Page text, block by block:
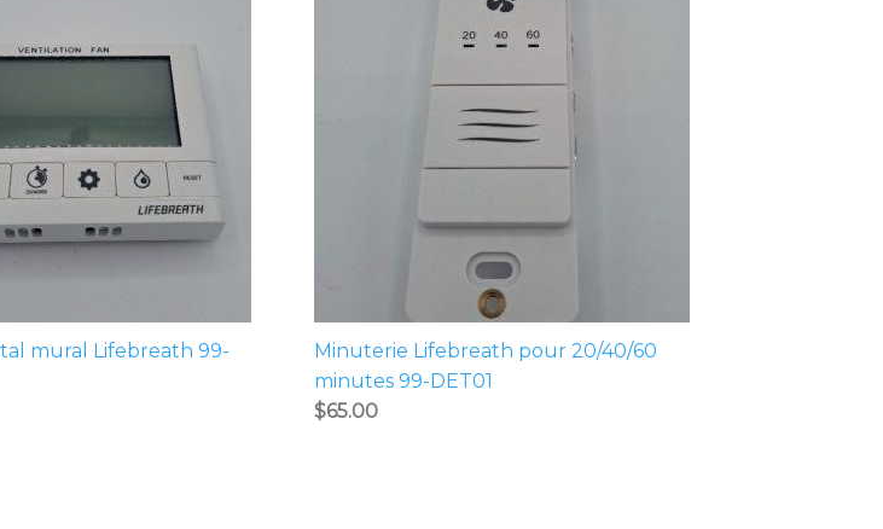
mural Lifebreath 99-
Minuterie Lifebreath pour 20/40/60
minutes 99-DET01
$65.00